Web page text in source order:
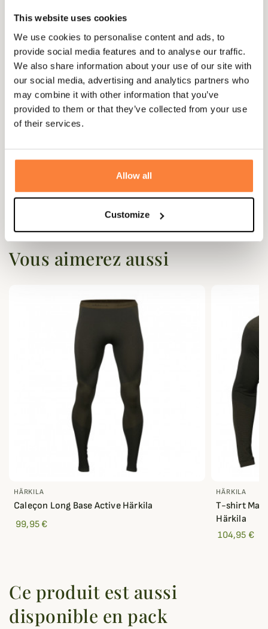
This website uses cookies
We use cookies to personalise content and ads, to
provide social media features and to analyse our traffic.
We also share information about your use of our site with
our social media, advertising and analytics partners who
may combine it with other information that you’ve
provided to them or that they’ve collected from your use
of their services.
Allow all
Customize
Membrane HWS
Matière Polyester
Coloris Vert
Questions (FAQs)
Questions (FAQs)
Poser une question
Vous aimerez aussi
HÄRKILA
Caleçon Long Base Active Härkila
99,95 €
HÄRKILA
T-shirt
Härkila
104,95 €
Ce produit est aussi
disponible en pack